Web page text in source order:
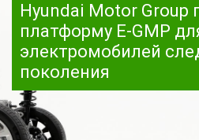
Hyundai Motor Group
платформу E-GMP
электромобилей
поколения